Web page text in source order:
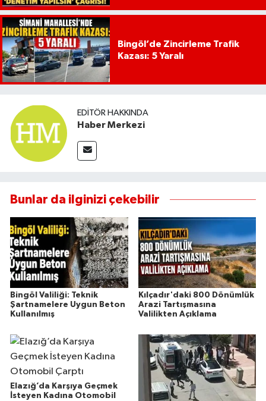
Bingöl’de Zincirleme Trafik
Kazası: 5 Yaralı
EDITÖR HAKKINDA
Haber Merkezi
Bunlar da ilginizi çekebilir
Bingöl Valiliği: Teknik
Şartnamelere Uygun Beton
Kullanılmış
Kılçadır'daki 800 Dönümlük
Arazi Tartışmasına
Valilikten Açıklama
Elazığ’da Karşıya Geçmek
İsteyen Kadına Otomobil